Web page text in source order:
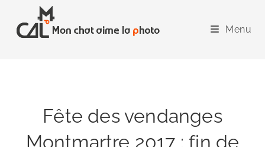
content
Menu
Fête des vendanges
Montmartre 2017 : fin de